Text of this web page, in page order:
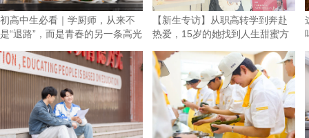
初高中生必看｜学厨师，从来不
是“退路”，而是青春的另一条高光
【新生专访】从职高转学到奔赴
热爱，15岁的她找到人生甜蜜方